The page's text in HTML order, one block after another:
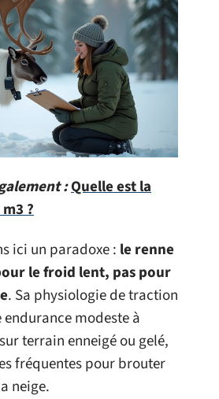
:Quelle est la
?
ici un paradoxe : le renne
le froid lent, pas pour
. Sa physiologie de traction
endurance modeste à
terrain enneigé ou gelé,
fréquentes pour brouter
neige.